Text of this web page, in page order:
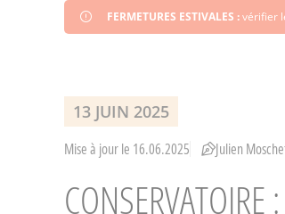
FERMETURES ESTIVALES :vérifier
13 JUIN 2025
Mise à jour le 16.06.2025 Julien
CONSERVATOIRE